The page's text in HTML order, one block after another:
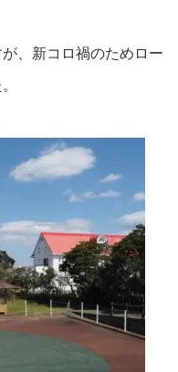
、新コロ禍のためロー